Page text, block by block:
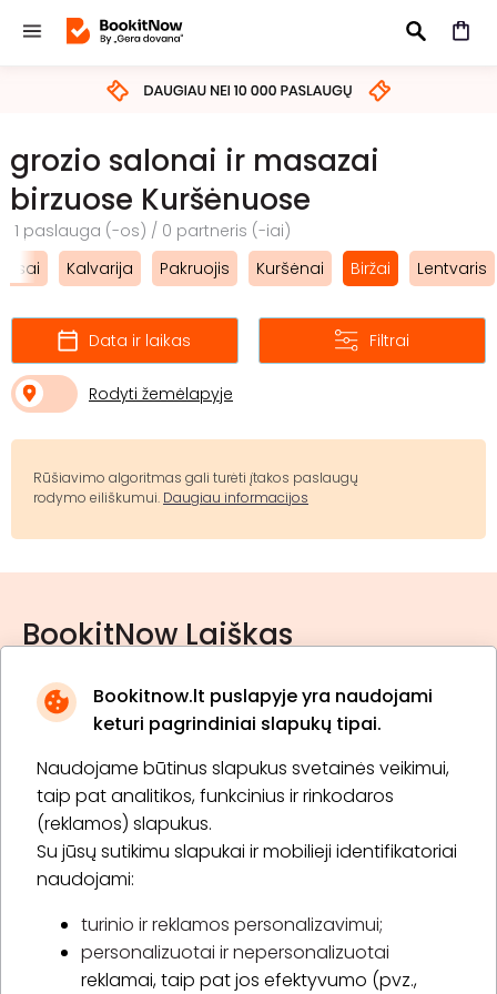
Bookitnow.lt puslapyje yra naudojami
keturi pagrindiniai slapukų tipai.
Naudojame būtinus slapukus svetainės veikimui,
taip pat analitikos, funkcinius ir rinkodaros
(reklamos) slapukus.
Su jūsų sutikimu slapukai ir mobilieji identifikatoriai
naudojami:
turinio ir reklamos personalizavimui;
personalizuotai ir nepersonalizuotai
reklamai, taip pat jos efektyvumo (pvz.,
IEŠKOTI
grozio salonai ir masazai
birzuose Kuršėnuose
1 paslauga (-os) / 0 partneris (-iai)
Kalvarija Pakruojis Kuršėnai Biržai Lentvaris
Data ir laikas Filtrai
Rodyti žemėlapyje
Rūšiavimo algoritmas gali turėti įtakos paslaugų
rodymo eiliškumui. Daugiau informacijos
BookitNow Laiškas
* Susipažinau su privatumo politika
Prenumeruoti
Apie „BookitNow“